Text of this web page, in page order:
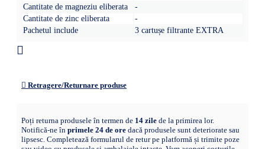
Cantitate de magneziu eliberata
-
Cantitate de zinc eliberata
-
Pachetul include
3 cartușe filtrante EXTRA
Retragere/Returnare produse
Poți returna produsele în termen de 14 zile de la primirea lor.
Notifică-ne în primele 24 de ore dacă produsele sunt deteriorate sau
lipsesc. Completează formularul de retur pe platformă și trimite poze